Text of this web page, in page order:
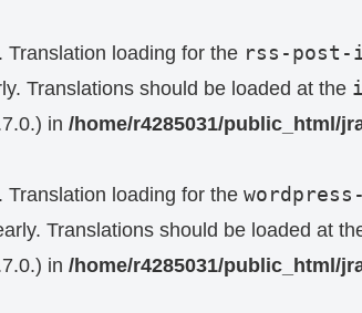
. Translation loading for the rss-post-
Translations should be loaded at the
in /home/r4285031/public_html/
. Translation loading for the
Translations should be loaded at
in /home/r4285031/public_html/